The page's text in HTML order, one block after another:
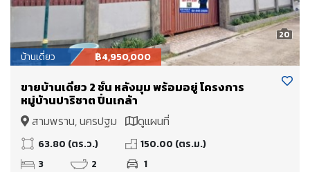
20
บ้านเดี่ยว ฿4,950,000
ขายบ้านเดี่ยว 2 ชั้น หลังมุม พร้อมอยู่ โครงการ
หมู่บ้านปาริชาต ปิ่นเกล้า
สามพราน, นครปฐม
ดูแผนที่
63.80 (ตร.ว.)
150.00 (ตร.ม.)
3
2 1